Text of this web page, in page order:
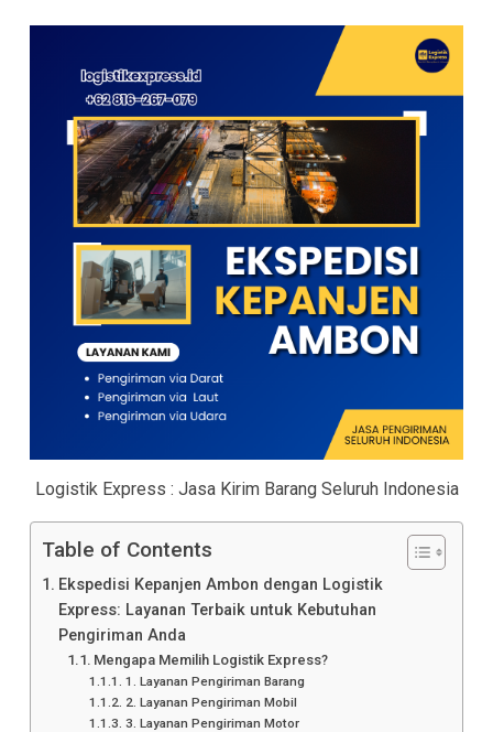
Logistik Express : Jasa Kirim Barang Seluruh Indonesia
Table of Contents
Ekspedisi Kepanjen Ambon dengan Logistik
Express: Layanan Terbaik untuk Kebutuhan
Pengiriman Anda
Mengapa Memilih Logistik Express?
1. Layanan Pengiriman Barang
2. Layanan Pengiriman Mobil
3. Layanan Pengiriman Motor